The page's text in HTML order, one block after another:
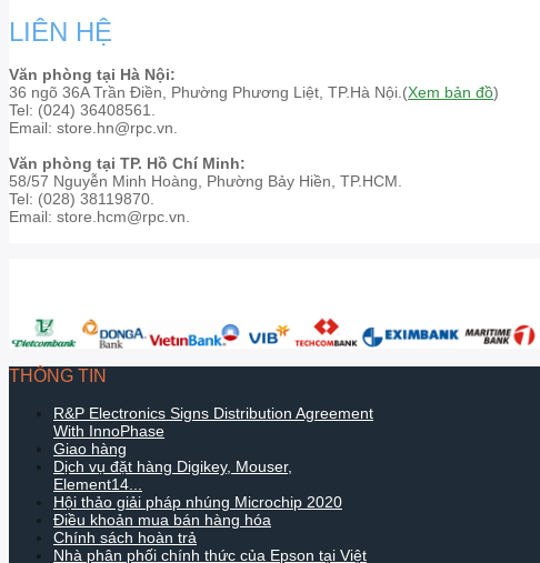
LIÊN HỆ
Văn phòng tại Hà Nội:
36 ngõ 36A Trần Điền, Phường Phương Liệt, TP.Hà Nội.(Xem bản đồ)
Tel: (024) 36408561.
Email: store.hn@rpc.vn.
Văn phòng tại TP. Hồ Chí Minh:
58/57 Nguyễn Minh Hoàng, Phường Bảy Hiền, TP.HCM.
Tel: (028) 38119870.
Email: store.hcm@rpc.vn.
THÔNG TIN
R&P Electronics Signs Distribution Agreement
With InnoPhase
Giao hàng
Dịch vụ đặt hàng Digikey, Mouser,
Element14...
Hội thảo giải pháp nhúng Microchip 2020
Điều khoản mua bán hàng hóa
Chính sách hoàn trả
Nhà phân phối chính thức của Epson tại Việt